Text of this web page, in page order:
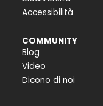
Accessibilità
COMMUNITY
Blog
Video
Dicono di noi